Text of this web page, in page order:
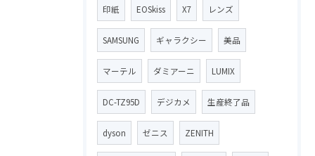
印紙 EOSkiss X7 レンズ
SAMSUNG ギャラクシー 美品
マーテル ダミアーニ LUMIX
DC-TZ95D デジカメ 生産終了品
dyson ゼニス ZENITH